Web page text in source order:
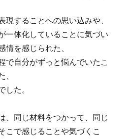
現することへの思い込みや、
一体化していることに気づい
情を感じられた、
で自分がずっと悩んでいたこ
、
した。
、同じ材料をつかって、同じ
こで感じることや気づくこ